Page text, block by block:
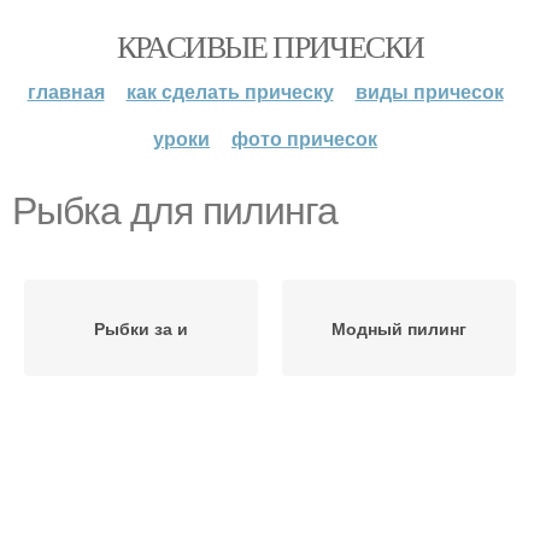
КРАСИВЫЕ ПРИЧЕСКИ
главная как сделать прическу
виды причесок
уроки
фото причесок
Рыбка для пилинга
Рыбки за и Модный пилинг